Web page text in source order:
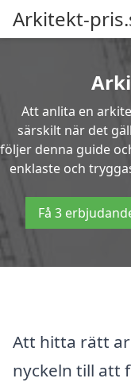
Arkitekt-
Att anlita en
särskilt när det
följer denna guide
enklaste och
Få 3
Att hitta rätt
nyckeln till att